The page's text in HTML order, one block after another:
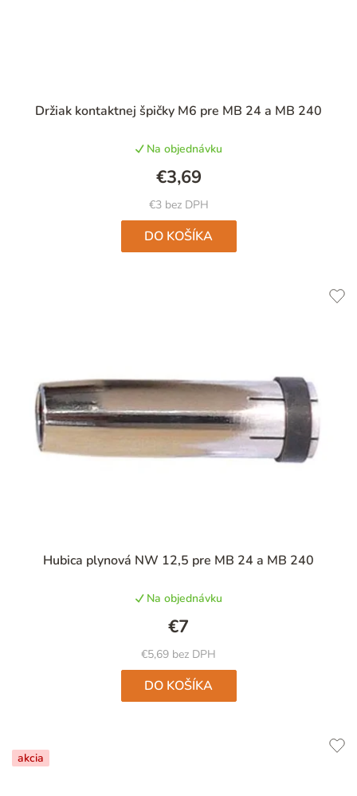
Držiak kontaktnej špičky M6 pre MB 24 a MB 240
hodnotenie
je
5,0
z
5
hviezdičiek.
Na objednávku
€3 bez DPH
€3,69
DO KOŠÍKA
Hubica plynová NW 12,5 pre MB 24 a MB 240
hodnotenie
je
5,0
z
5
hviezdičiek.
Na objednávku
€5,69 bez DPH
€7
DO KOŠÍKA
akcia